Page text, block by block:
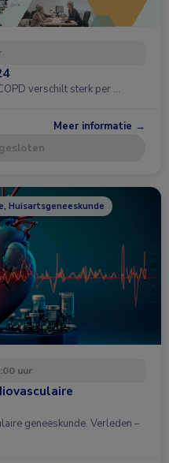
verschilt sterk per …
Meer informatie →
Huisartsgeneeskunde
uur
geneeskunde. Verleden –